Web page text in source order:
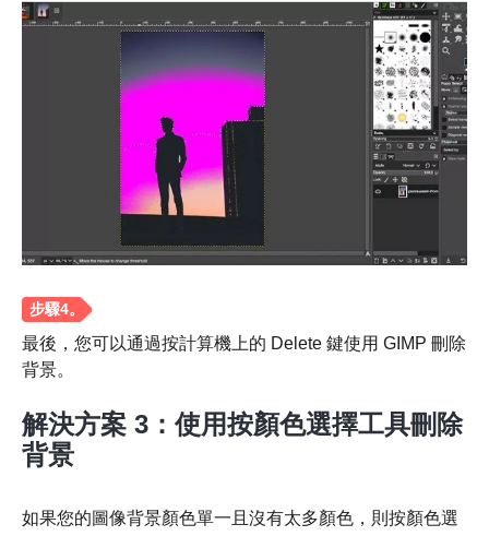
第2步。
最後，您可以通過按計算機上的 Delete 鍵使用 GIMP 刪除
背景。
解決方案 3：使用按顏色選擇工具刪除
背景
如果您的圖像背景顏色單一且沒有太多顏色，則按顏色選